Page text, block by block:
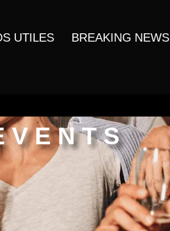
UTILES BREAKING NEWS